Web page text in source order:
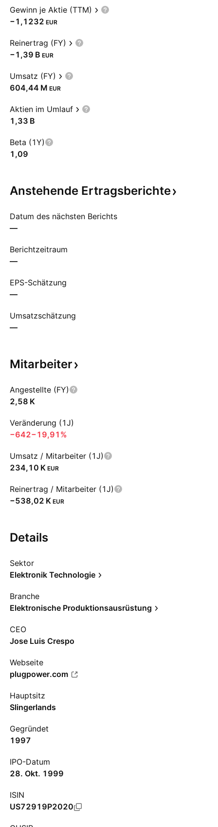
Gewinn je Aktie (TTM)
−1,1232 EUR
Reinertrag (FY)
‪−1,39 B‬ EUR
Umsatz (FY)
‪604,44 M‬ EUR
Aktien im Umlauf
‪1,33 B‬
Beta (1Y)
1,09
Anstehende Ertragsberichte
Datum des nächsten Berichts
—
Berichtzeitraum
—
EPS-Schätzung
—
Umsatzschätzung
—
Mitarbeiter
Angestellte (FY)
‪2,58 K‬
Veränderung (1J)
−642−19,91%
Umsatz / Mitarbeiter (1J)
‪234,10 K‬ EUR
Reinertrag / Mitarbeiter (1J)
‪−538,02 K‬ EUR
Details
Sektor
Elektronik Technologie
Branche
Elektronische Produktionsausrüstung
CEO
Jose Luis Crespo
Webseite
plugpower.com
Hauptsitz
Slingerlands
Gegründet
1997
IPO-Datum
28. Okt. 1999
ISIN
US72919P2020